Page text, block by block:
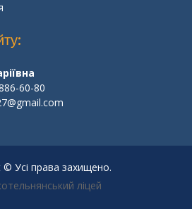
60-80
© Усі права захищено.
ліцей